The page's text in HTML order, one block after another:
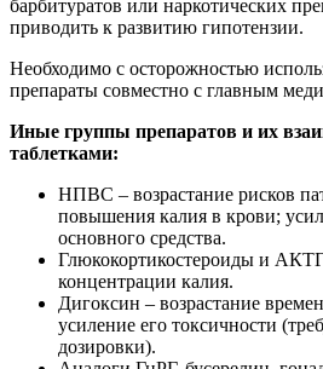
барбитуратов или наркотических
приводить к развитию гипотензии.
Необходимо с осторожностью
препараты совместно с главным
Иные группы препаратов и их
таблетками:
НПВС – возрастание рисков
повышения калия в крови;
основного средства.
Глюкокортикостероиды и
концентрации калия.
Дигоксин – возрастание
усиление его токсичности
дозировки).